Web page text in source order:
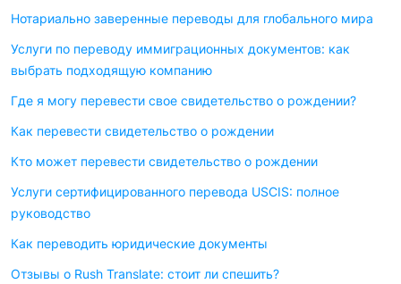
Нотариально заверенные переводы для глобального мира
Услуги по переводу иммиграционных документов: как
выбрать подходящую компанию
Где я могу перевести свое свидетельство о рождении?
Как перевести свидетельство о рождении
Кто может перевести свидетельство о рождении
Услуги сертифицированного перевода USCIS: полное
руководство
Как переводить юридические документы
Отзывы о Rush Translate: стоит ли спешить?